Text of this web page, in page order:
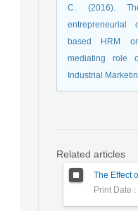
C. (2016).
entrepreneurial
based HRM
mediating role
Industrial
Related articles
Print Date